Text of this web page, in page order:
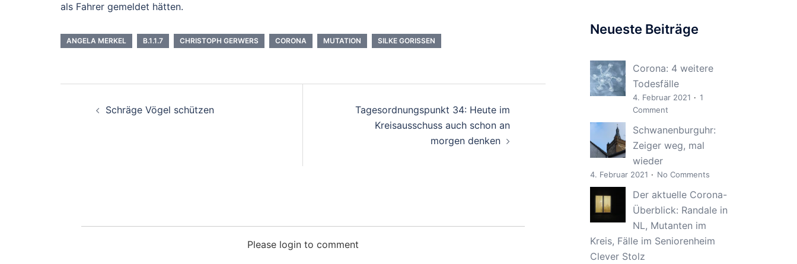
als Fahrer gemeldet hätten.
ANGELA MERKEL B.1.1.7 CHRISTOPH GERWERS CORONA MUTATION SILKE GORISSEN
Schräge Vögel schützen
Tagesordnungspunkt 34: Heute im
Kreisausschuss auch schon an
morgen denken
Please login to comment
Neueste Beiträge
Corona: 4 weitere
Todesfälle
4. Februar 2021
1
Comment
Schwanenburguhr:
Zeiger weg, mal
wieder
4. Februar 2021 No Comments
Der aktuelle Corona-
Überblick: Randale in
NL, Mutanten im
Kreis, Fälle im Seniorenheim
Clever Stolz